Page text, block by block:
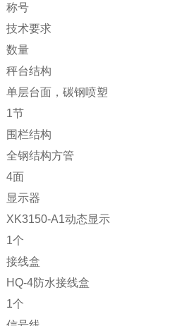
称号
技术要求
数量
秤台结构
单层台面，碳钢喷塑
1节
围栏结构
全钢结构方管
4面
显示器
XK3150-A1动态显示
1个
接线盒
HQ-4防水接线盒
1个